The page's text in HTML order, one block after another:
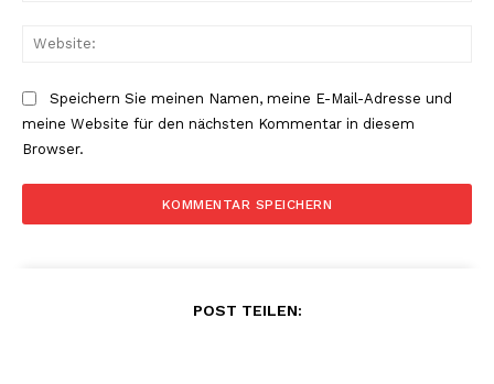
Speichern Sie meinen Namen, meine E-Mail-Adresse und
meine Website für den nächsten Kommentar in diesem
Browser.
POST TEILEN: